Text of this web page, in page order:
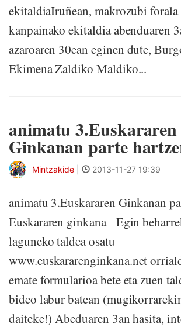
ekitaldiaIruñean, makrozubi forala
kanpainako ekitaldia abenduaren
azaroaren 30ean eginen dute,
Ekimena Zaldiko Maldiko...
animatu 3.Euskararen
Ginkanan parte
Mintzakide 2013-11-27 19:39
animatu 3.Euskararen Ginkanan
Euskararen ginkana Egin
laguneko taldea osatu
www.euskararenginkana.net
emate formularioa bete eta zuen
bideo labur batean
daiteke!) Abeduaren 3an hasita,